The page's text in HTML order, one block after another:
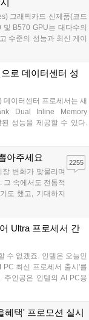
그래픽카드 신제품(코드
B570 GPU는 대다수의
수준의 성능과 최신 게이
있도록 설계되었다. 인
최신 XeSS 2를 지원한
로 데이터센터 성
이터센터 프로세서는 새
Dual Inline Memory
성능을 제공할 수 있다.
스왈(Bhanu Jaiswal) 제
한 작업에 가장 큰 혜택을
아주세요
변화가 맞물리며
그 속에서도 전통적
도 했고, 기대하지
. 특히 일본은 물론
2255
Ultra 프로세서 간
수 없겠죠. 인텔은 오늘인
최신 프로세서 출시'를
주인공은 인텔의 AI PC용
우 레이크-S)와 인텔 코어
혜택' 프로모션 실시